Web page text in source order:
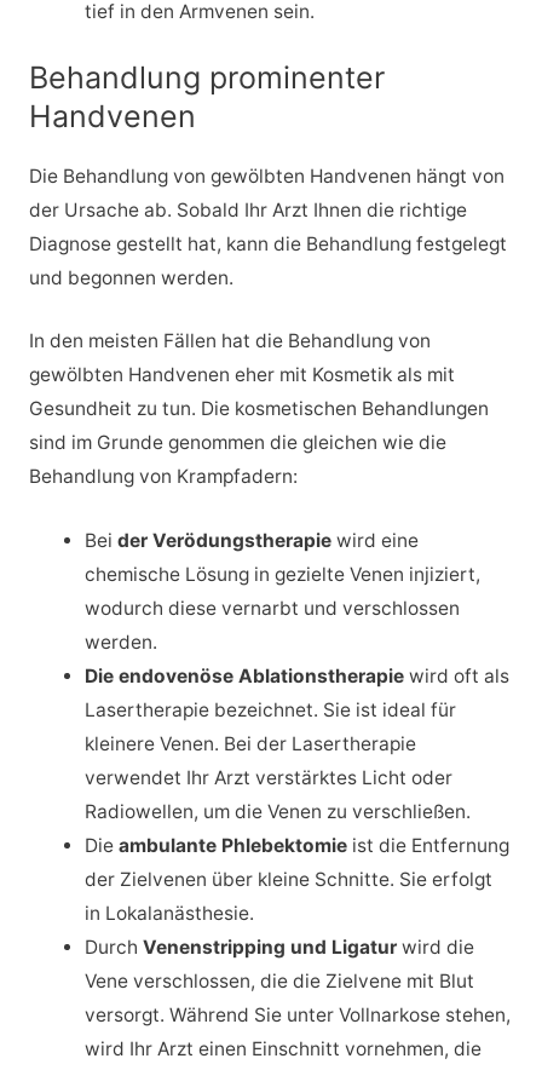
tief in den Armvenen sein.
Behandlung prominenter
Handvenen
Die Behandlung von gewölbten Handvenen hängt von
der Ursache ab. Sobald Ihr Arzt Ihnen die richtige
Diagnose gestellt hat, kann die Behandlung festgelegt
und begonnen werden.
In den meisten Fällen hat die Behandlung von
gewölbten Handvenen eher mit Kosmetik als mit
Gesundheit zu tun. Die kosmetischen Behandlungen
sind im Grunde genommen die gleichen wie die
Behandlung von Krampfadern:
Bei der Verödungstherapie wird eine
chemische Lösung in gezielte Venen injiziert,
wodurch diese vernarbt und verschlossen
werden.
Die endovenöse Ablationstherapie wird oft als
Lasertherapie bezeichnet. Sie ist ideal für
kleinere Venen. Bei der Lasertherapie
verwendet Ihr Arzt verstärktes Licht oder
Radiowellen, um die Venen zu verschließen.
Die ambulante Phlebektomie ist die Entfernung
der Zielvenen über kleine Schnitte. Sie erfolgt
in Lokalanästhesie.
Durch Venenstripping und Ligatur wird die
Vene verschlossen, die die Zielvene mit Blut
versorgt. Während Sie unter Vollnarkose stehen,
wird Ihr Arzt einen Einschnitt vornehmen, die